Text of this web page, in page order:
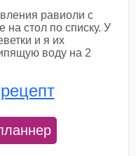
равиоли с
стол по списку. У
и я их
воду на 2